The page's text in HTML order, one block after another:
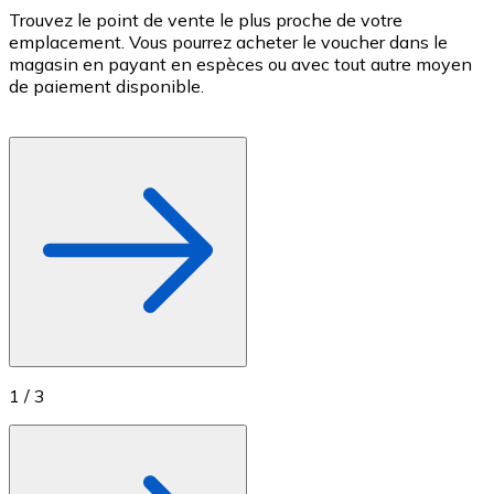
Achetez des cartes-cadeaux de vos marques
Aller à la boutique de cartes-cadeaux
Trouvez le point de vente le plus proche de votre
emplacement. Vous pourrez acheter le voucher dans le
magasin en payant en espèces ou avec tout autre moyen
de paiement disponible.
1 / 3